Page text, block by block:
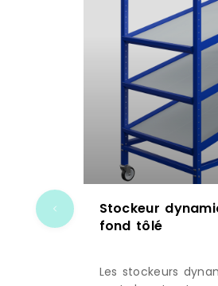
Stockeur
fond tôlé
Les stockeurs